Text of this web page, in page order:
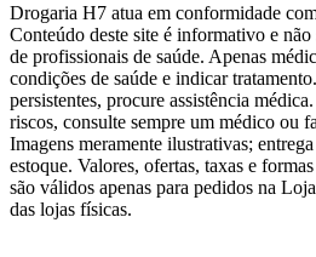
Drogaria H7 atua em conformidade
Conteúdo deste site é informativo e
de profissionais de saúde. Apenas
condições de saúde e indicar
persistentes, procure assistência
riscos, consulte sempre um médico ou
Imagens meramente ilustrativas;
estoque. Valores, ofertas, taxas e
são válidos apenas para pedidos na
das lojas físicas.